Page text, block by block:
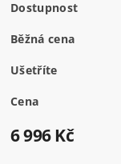
Dostupnost
Běžná cena
Ušetříte
Cena
6 996 Kč